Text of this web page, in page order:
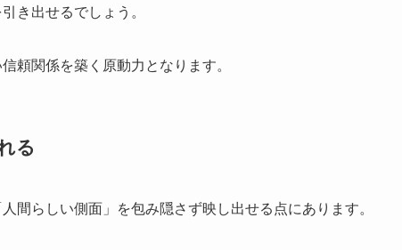
き出せるでしょう。
頼関係を築く原動力となります。
る
間らしい側面」を包み隠さず映し出せる点にあります。